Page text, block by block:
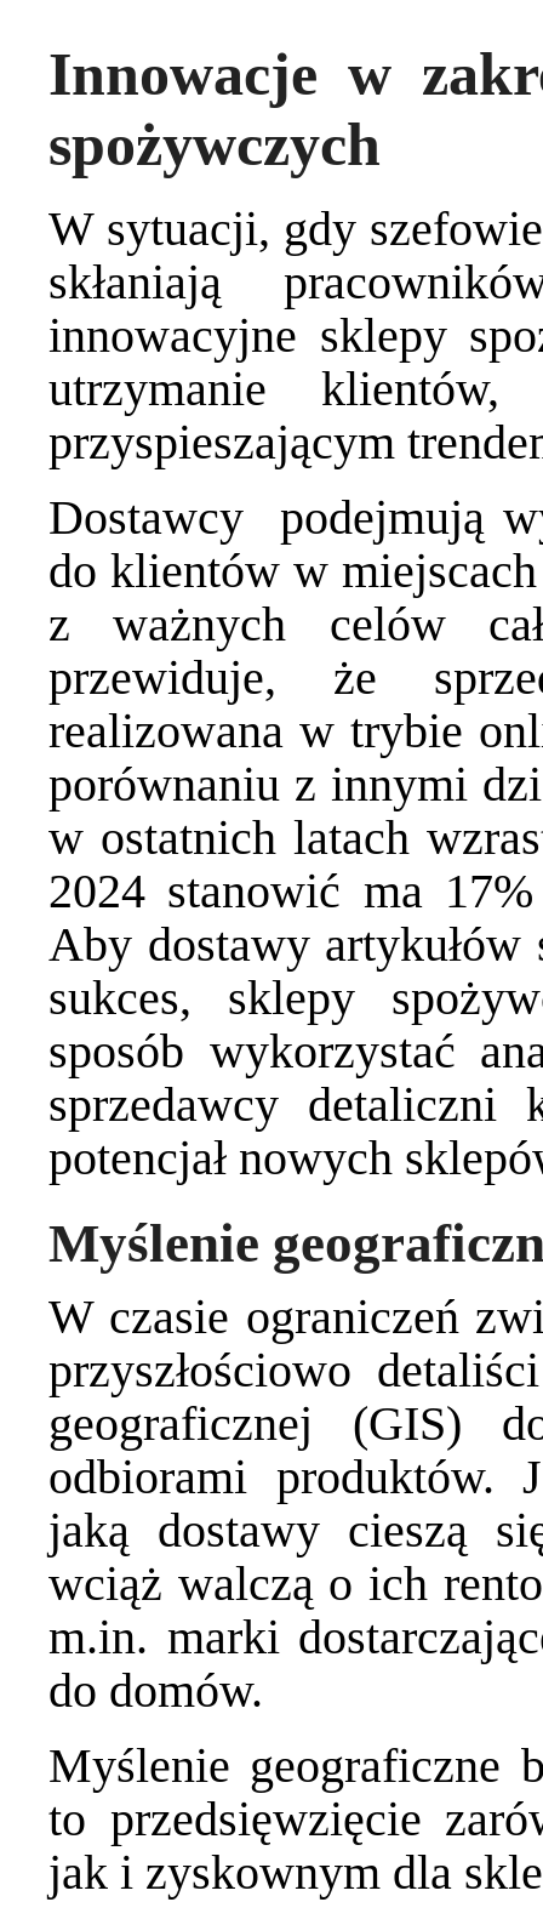
Innowacje w
spożywczych
W sytuacji, gdy
skłaniają
innowacyjne sklepy
utrzymanie
przyspieszającym
Dostawcy podejmują
do klientów w
z ważnych celów
przewiduje, że
realizowana w trybie
porównaniu z innymi
w ostatnich latach
2024 stanowić ma 17%
Aby dostawy artykułów
sukces, sklepy
sposób wykorzystać
sprzedawcy
potencjał nowych
Myślenie
W czasie ograniczeń
przyszłościowo
geograficznej (GIS)
odbiorami produktów.
jaką dostawy cieszą
wciąż walczą o ich
m.in. marki
do domów.
Myślenie geograficzne
to przedsięwzięcie
jak i zyskownym dla